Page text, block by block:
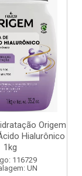
Origem
Hialurônico
1kg
116729
UN